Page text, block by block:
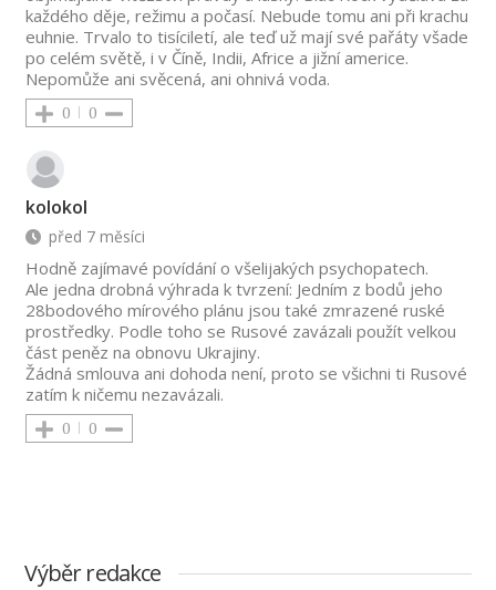
každého děje, režimu a počasí. Nebude tomu ani při krachu
euhnie. Trvalo to tisíciletí, ale teď už mají své pařáty všade
po celém světě, i v Číně, Indii, Africe a jižní americe.
Nepomůže ani svěcená, ani ohnivá voda.
0 0
kolokol
před 7 měsíci
Hodně zajímavé povídání o všelijakých psychopatech.
Ale jedna drobná výhrada k tvrzení: Jedním z bodů jeho
28bodového mírového plánu jsou také zmrazené ruské
prostředky. Podle toho se Rusové zavázali použít velkou
část peněz na obnovu Ukrajiny.
Žádná smlouva ani dohoda není, proto se všichni ti Rusové
zatím k ničemu nezavázali.
0 0
Výběr redakce